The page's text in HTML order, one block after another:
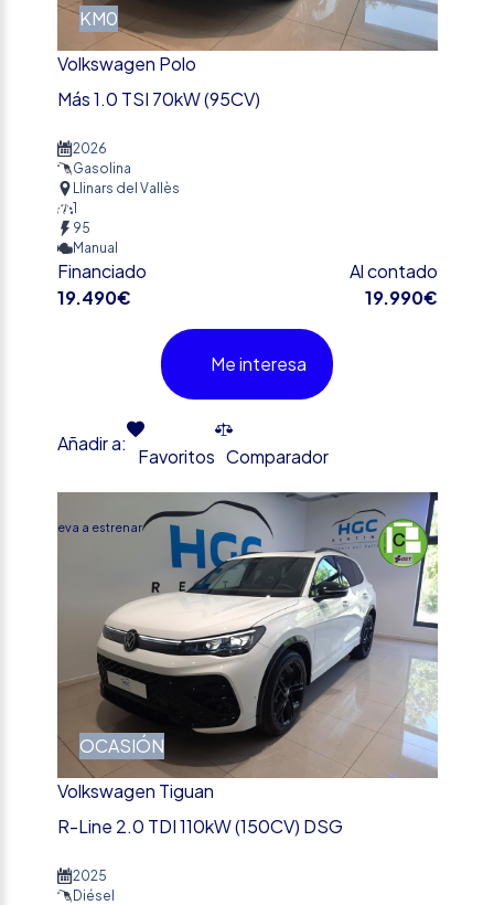
KM0
Volkswagen Polo
Más 1.0 TSI 70kW (95CV)
2026
Gasolina
Llinars del Vallès
1
95
Manual
Financiado
19.490€
Al contado
19.990€
Me interesa
Añadir a:
Favoritos Comparador
OCASIÓN
Nueva a estrenar
Volkswagen Tiguan
R-Line 2.0 TDI 110kW (150CV) DSG
2025
Diésel